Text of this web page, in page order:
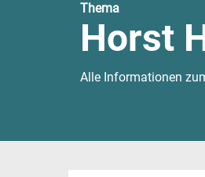
Thema
Horst
Alle Informationen